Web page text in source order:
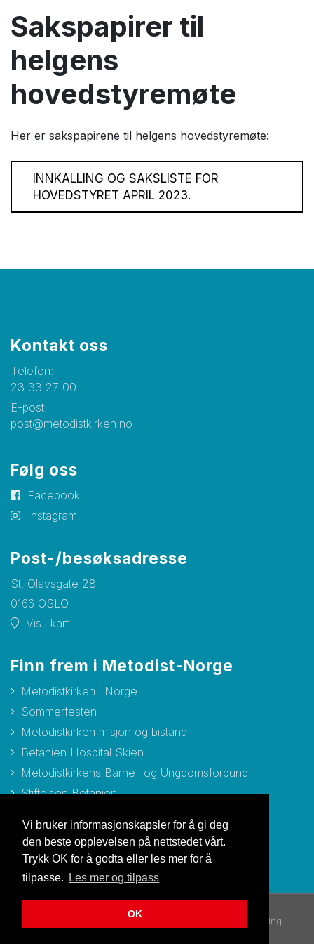
Vi bruker informasjonskapsler for å gi deg
den beste opplevelsen på nettstedet vårt.
Trykk OK for å godta eller les mer for å
tilpasse.
Les mer og tilpass
OK
Sakspapirer til
helgens
hovedstyremøte
Her er sakspapirene til helgens hovedstyremøte:
INNKALLING OG SAKSLISTE FOR
HOVEDSTYRET APRIL 2023.
Kontakt oss
Telefon:
23 33 27 00
E-post:
post@metodistkirken.no
Følg oss
Facebook
Instagram
Post-/besøksadresse
St. Olavsgate 28
0166 OSLO
Vis i kart
Finn frem i Metodist-Norge
Metodistkirken i Norge
Sommerfesten
Metodistkirken misjon og bistand
Betanien Hospital Skien
Metodistkirkens Barne- og Ungdomsforbund
Stiftelsen Betanien
© Copyright 2026 Metodistkirken i Norge |
Personvernerklæring